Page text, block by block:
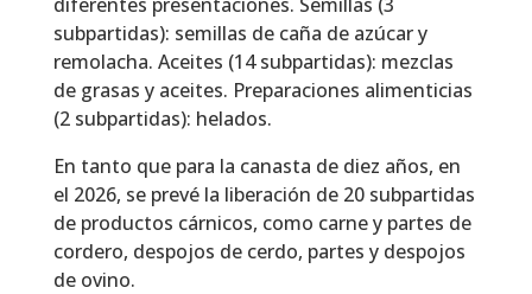
subpartidas): semillas de caña de azúcar y
remolacha. Aceites (14 subpartidas): mezclas
de grasas y aceites. Preparaciones alimenticias
(2 subpartidas): helados.
En tanto que para la canasta de diez años, en
el 2026, se prevé la liberación de 20 subpartidas
de productos cárnicos, como carne y partes de
cordero, despojos de cerdo, partes y despojos
de ovino.